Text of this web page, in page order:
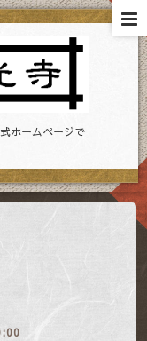
ホームページで